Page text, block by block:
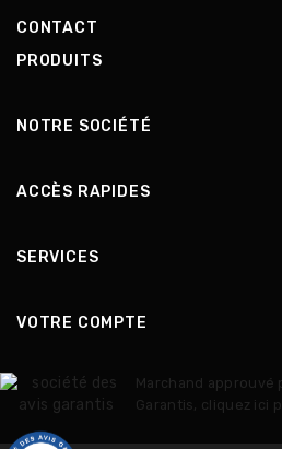
CONTACT
PRODUITS
NOTRE SOCIÉTÉ
ACCÈS RAPIDES
SERVICES
VOTRE COMPTE
Marchand approuvé
Garantis, cliquez ici